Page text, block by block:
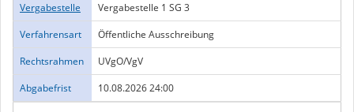
Vergabestelle
Vergabestelle 1 SG 3
Verfahrensart
Öffentliche Ausschreibung
Rechtsrahmen
UVgO/VgV
Abgabefrist
10.08.2026 24:00